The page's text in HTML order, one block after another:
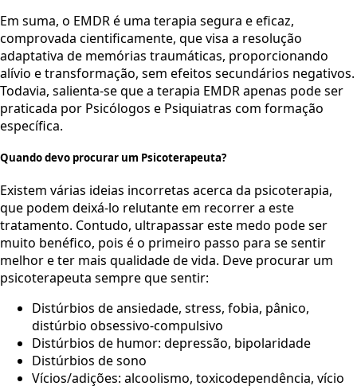
​Em suma, o EMDR é uma terapia segura e eficaz,
comprovada cientificamente, que visa a resolução
adaptativa de memórias traumáticas, proporcionando
alívio e transformação, sem efeitos secundários negativos.
Todavia, salienta-se que a terapia EMDR apenas pode ser
praticada por Psicólogos e Psiquiatras com formação
específica.
Quando devo procurar um Psicoterapeuta?
Existem várias ideias incorretas acerca da psicoterapia,
que podem deixá-lo relutante em recorrer a este
tratamento. Contudo, ultrapassar este medo pode ser
muito benéfico, pois é o primeiro passo para se sentir
melhor e ter mais qualidade de vida. Deve procurar um
psicoterapeuta sempre que sentir:
Distúrbios de ansiedade, stress, fobia, pânico,
distúrbio obsessivo-compulsivo
Distúrbios de humor: depressão, bipolaridade
Distúrbios de sono
Vícios/adições: alcoolismo, toxicodependência, vício